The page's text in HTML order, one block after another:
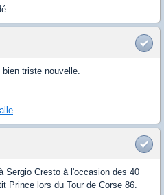
triste nouvelle.
Sergio Cresto à l'occasion des 40
Prince lors du Tour de Corse 86.